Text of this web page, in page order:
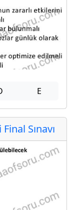
E
Sınavı